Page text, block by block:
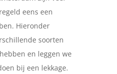
eens een
Hieronder
soorten
en leggen we
bij een lekkage.